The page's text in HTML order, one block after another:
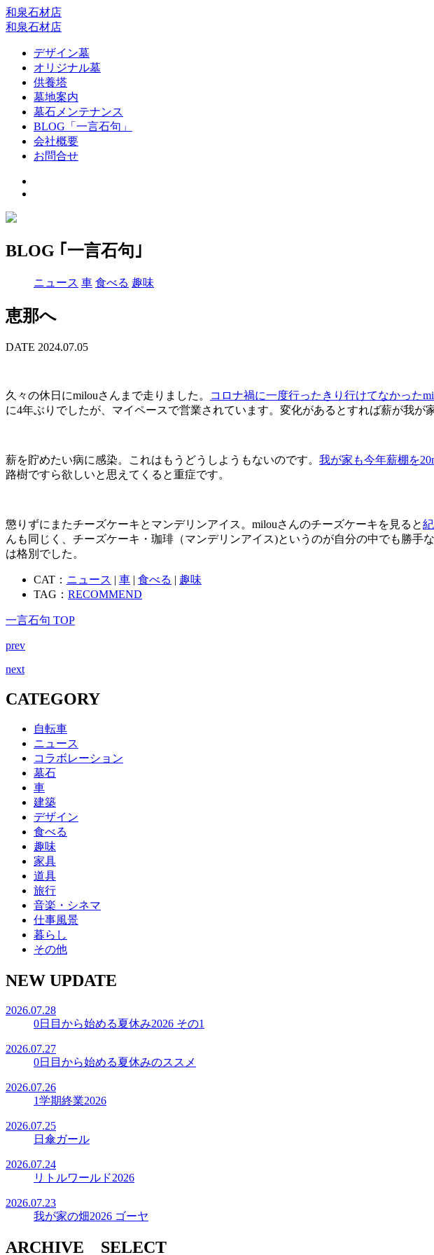
和泉石材店
和泉石材店
デザイン墓
オリジナル墓
供養塔
墓地案内
墓石メンテナンス
BLOG「一言石句」
会社概要
お問合せ
BLOG ｢一言石句｣
ニュース 車 食べる 趣味
恵那へ
DATE 2024.07.05
久々の休日にmilouさんまで走りました。 コロナ禍に一度行ったきり行けてなかった
に4年ぶりでしたが、マイペースで営業されています。変化があるとすれば薪が我が
薪を貯めたい病に感染。これはもうどうしようもないのです。 我が家も今年薪棚を
路樹ですら欲しいと思えてくると重症です。
懲りずにまたチーズケーキとマンデリンアイス。milouさんのチーズケーキを見ると
んも同じく、チーズケーキ・珈琲（マンデリンアイス)というのが自分の中でも勝
は格別でした。
CAT： ニュース | 車 | 食べる | 趣味
TAG： RECOMMEND
一言石句 TOP
prev
next
CATEGORY
自転車
ニュース
コラボレーション
墓石
車
建築
デザイン
食べる
趣味
家具
道具
旅行
音楽・シネマ
仕事風景
暮らし
その他
NEW UPDATE
2026.07.28
0日目から始める夏休み2026 その1
2026.07.27
0日目から始める夏休みのススメ
2026.07.26
1学期終業2026
2026.07.25
日傘ガール
2026.07.24
リトルワールド2026
2026.07.23
我が家の畑2026 ゴーヤ
ARCHIVE SELECT